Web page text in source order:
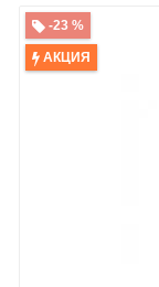
-23 %
АКЦИЯ